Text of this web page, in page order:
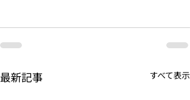
最新記事 すべて表示